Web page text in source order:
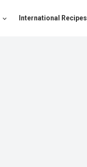
International Recipes